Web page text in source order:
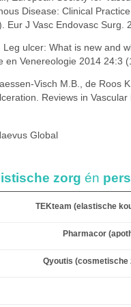
Disease: Clinical
Eur J Vasc Endovasc Surg.
ulcer: What is new and
en Venereologie 2014 24:3
Visch M.B., de Roos
Reviews in
Global
zorg én
TEKteam (elastische
Pharmacor
Qyoutis (cosmetische